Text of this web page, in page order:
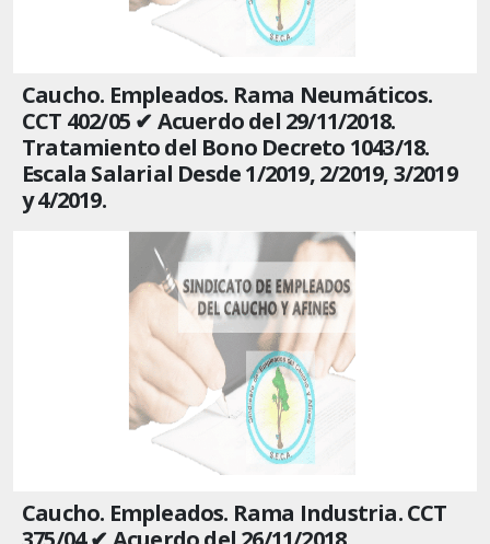
Caucho. Empleados. Rama Neumáticos.
CCT 402/05 ✔ Acuerdo del 29/11/2018.
Tratamiento del Bono Decreto 1043/18.
Escala Salarial Desde 1/2019, 2/2019, 3/2019
y 4/2019.
Caucho. Empleados. Rama Industria. CCT